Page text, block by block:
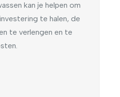
kan je helpen om
te halen, de
te verlengen en te